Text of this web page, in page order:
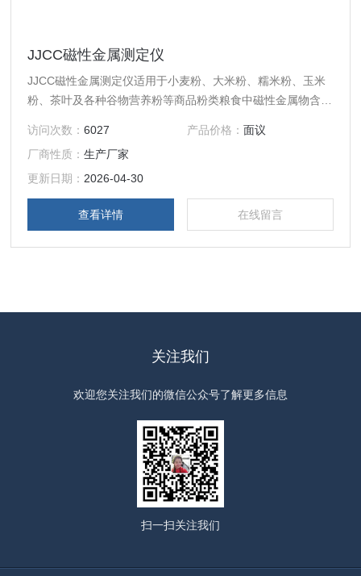
JJCC磁性金属测定仪
JJCC磁性金属测定仪适用于小麦粉、大米粉、糯米粉、玉米
粉、茶叶及各种谷物营养粉等商品粉类粮食中磁性金属物含量
的不足。
访问次数：6027 产品价格： 面议
厂商性质：生产厂家
更新日期： 2026-04-30
查看详情 在线留言
关注我们
欢迎您关注我们的微信公众号了解更多信息
扫一扫关注我们